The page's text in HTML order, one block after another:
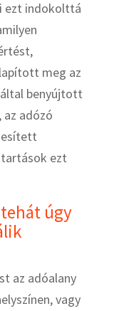
ezt indokolttá
meg az
benyújtott
adózó
ezt
úgy
az adóalany
vagy